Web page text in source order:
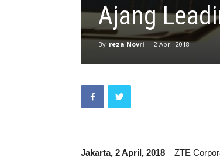
Ajang
By reza Novri - 2 April 2018
Jakarta, 2 April, 2018 – ZTE